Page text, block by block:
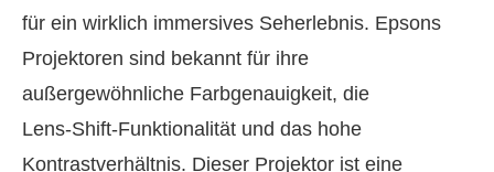
für ein wirklich immersives Seherlebnis. Epsons
Projektoren sind bekannt für ihre
außergewöhnliche Farbgenauigkeit, die
Lens‑Shift‑Funktionalität und das hohe
Kontrastverhältnis. Dieser Projektor ist eine